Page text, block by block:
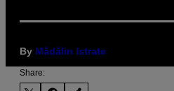
By Mădălin Istrate
Share: